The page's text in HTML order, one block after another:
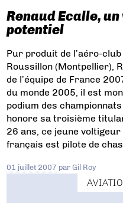
Renaud Ecalle,
potentiel
Pur produit de l’aéro-
Roussillon (Montpellier),
de l’équipe de France
du monde 2005, il est
podium des
honore sa troisième
26 ans, ce jeune
français est pilote de
01 juillet 2007 parGil Roy